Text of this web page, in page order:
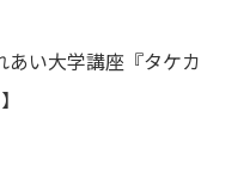
大学講座『タケカ